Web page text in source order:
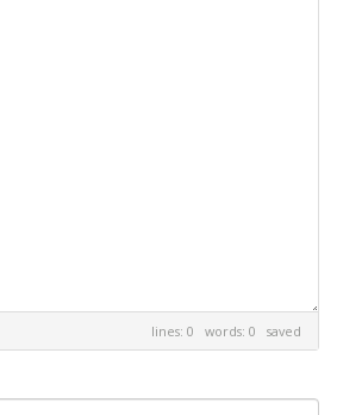
lines: 0 words: 0 saved